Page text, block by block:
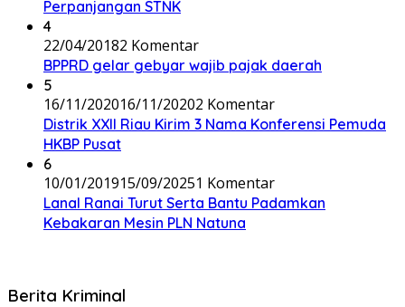
Perpanjangan STNK
4
22/04/20182 Komentar
BPPRD gelar gebyar wajib pajak daerah
5
16/11/202016/11/20202 Komentar
Distrik XXII Riau Kirim 3 Nama Konferensi Pemuda
HKBP Pusat
6
10/01/201915/09/20251 Komentar
Lanal Ranai Turut Serta Bantu Padamkan
Kebakaran Mesin PLN Natuna
Berita Kriminal